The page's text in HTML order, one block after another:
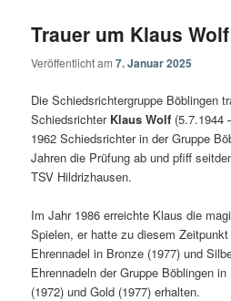
Trauer um Klaus Wolf
Veröffentlicht am7. Januar 2025
Die Schiedsrichtergruppe Böblingen
Schiedsrichter Klaus Wolf (5.7.1944
1962 Schiedsrichter in der Gruppe
Jahren die Prüfung ab und pfiff
TSV Hildrizhausen.
Im Jahr 1986 erreichte Klaus die
Spielen, er hatte zu diesem
Ehrennadel in Bronze (1977) und
Ehrennadeln der Gruppe Böblingen
(1972) und Gold (1977) erhalten.